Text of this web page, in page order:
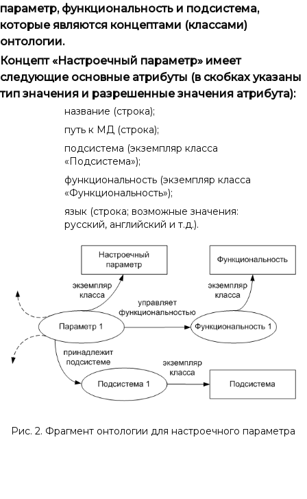
параметр, функциональность и подсистема,
которые являются концептами (классами)
онтологии.
Концепт «Настроечный параметр» имеет
следующие основные атрибуты (в скобках указаны
тип значения и разрешенные значения атрибута):
название (строка);
путь к МД (строка);
подсистема (экземпляр класса
«Подсистема»);
функциональность (экземпляр класса
«Функциональность»);
язык (строка; возможные значения:
русский, английский и т.д.).
Рис. 2. Фрагмент онтологии для настроечного параметра